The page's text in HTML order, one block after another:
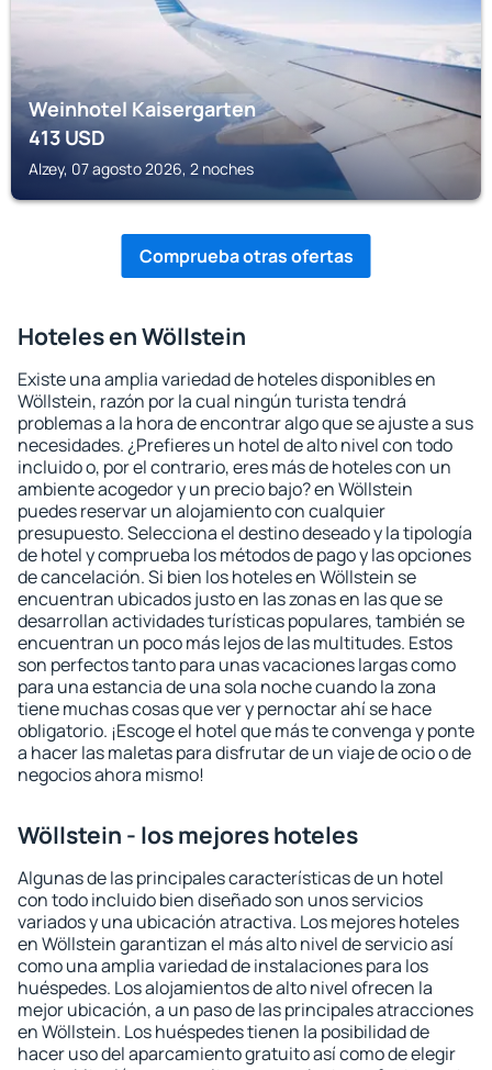
Weinhotel Kaisergarten
413USD
Alzey, 07 agosto 2026, 2 noches
Comprueba otras ofertas
Hoteles en Wöllstein
Existe una amplia variedad de hoteles disponibles en
Wöllstein, razón por la cual ningún turista tendrá
problemas a la hora de encontrar algo que se ajuste a sus
necesidades. ¿Prefieres un hotel de alto nivel con todo
incluido o, por el contrario, eres más de hoteles con un
ambiente acogedor y un precio bajo? en Wöllstein
puedes reservar un alojamiento con cualquier
presupuesto. Selecciona el destino deseado y la tipología
de hotel y comprueba los métodos de pago y las opciones
de cancelación. Si bien los hoteles en Wöllstein se
encuentran ubicados justo en las zonas en las que se
desarrollan actividades turísticas populares, también se
encuentran un poco más lejos de las multitudes. Estos
son perfectos tanto para unas vacaciones largas como
para una estancia de una sola noche cuando la zona
tiene muchas cosas que ver y pernoctar ahí se hace
obligatorio. ¡Escoge el hotel que más te convenga y ponte
a hacer las maletas para disfrutar de un viaje de ocio o de
negocios ahora mismo!
Wöllstein - los mejores hoteles
Algunas de las principales características de un hotel
con todo incluido bien diseñado son unos servicios
variados y una ubicación atractiva. Los mejores hoteles
en Wöllstein garantizan el más alto nivel de servicio así
como una amplia variedad de instalaciones para los
huéspedes. Los alojamientos de alto nivel ofrecen la
mejor ubicación, a un paso de las principales atracciones
en Wöllstein. Los huéspedes tienen la posibilidad de
hacer uso del aparcamiento gratuito así como de elegir